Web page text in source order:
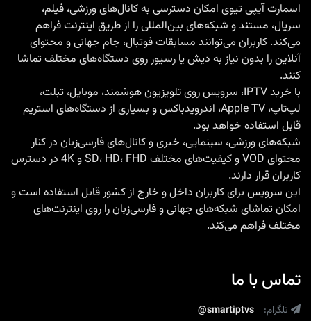
اسمارت آیپی تیوی امکان دسترسی به کانال‌های ورزشی، فیلم،
سریال، مستند و شبکه‌های بین‌المللی را از طریق اینترنت فراهم
می‌کند. کاربران می‌توانند مسابقات فوتبال، جام جهانی و محتوای
آنلاین را بدون نیاز به دیش یا رسیور روی دستگاه‌های مختلف تماشا
کنند.
با خرید IPTV
، سرویس روی تلویزیون هوشمند، موبایل، تبلت،
لپ‌تاپ، Apple TV، اندرویدباکس و بسیاری از دستگاه‌های استریم
قابل استفاده خواهد بود.
شبکه‌های ورزشی، سینمایی، خبری و کانال‌های فارسی‌زبان در کنار
محتوای VOD و کیفیت‌های مختلف SD، HD، FHD و 4K در دسترس
کاربران قرار دارند.
این سرویس برای کاربران داخل و خارج از کشور قابل استفاده است و
امکان تماشای شبکه‌های جهانی و فارسی‌زبان را روی اینترنت‌های
مختلف فراهم می‌کند.
تماس با ما
تلگرام:
@smartiptvs